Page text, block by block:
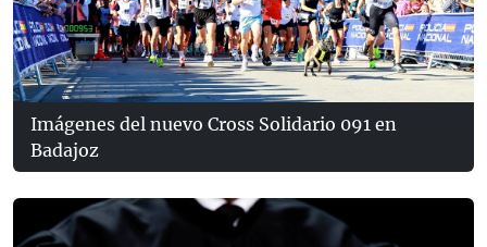
Imágenes del nuevo Cross Solidario 091 en
Badajoz